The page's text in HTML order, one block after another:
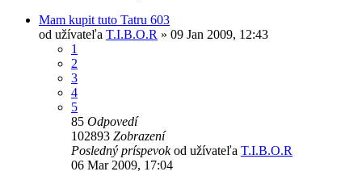
Mam kupit tuto Tatru 603
od užívateľa T.I.B.O.R » 09 Jan 2009, 12:43
1
2
3
4
5
85 Odpovedí
102893 Zobrazení
Posledný príspevokod užívateľa T.I.B.O.R
06 Mar 2009, 17:04